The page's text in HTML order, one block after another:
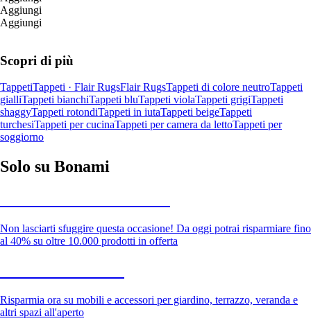
Aggiungi
Aggiungi
Scopri di più
TappetiTappeti · Flair RugsFlair RugsTappeti di colore neutroTappeti
gialliTappeti bianchiTappeti bluTappeti violaTappeti grigiTappeti
shaggyTappeti rotondiTappeti in iutaTappeti beigeTappeti
turchesiTappeti per cucinaTappeti per camera da lettoTappeti per
soggiorno
Solo su Bonami
Non lasciarti sfuggire questa occasione! Da oggi potrai risparmiare fino
al 40% su oltre 10.000 prodotti in offerta
Risparmia ora su mobili e accessori per giardino, terrazzo, veranda e
altri spazi all'aperto